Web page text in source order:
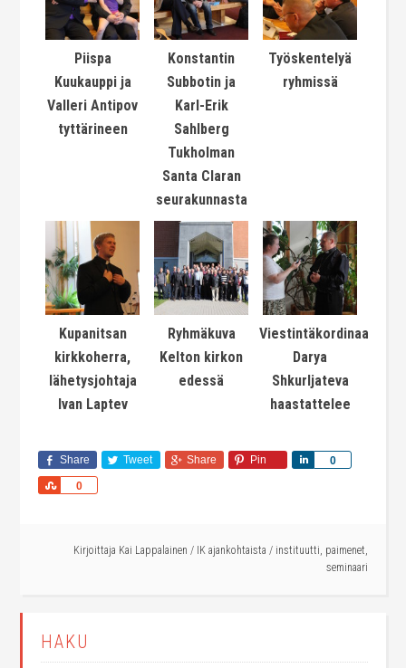
Piispa
Kuukauppi ja
Valleri Antipov
tyttärineen
Konstantin
Subbotin ja
Karl-Erik
Sahlberg
Tukholman
Santa Claran
seurakunnasta
Työskentelyä
ryhmissä
Kupanitsan
kirkkoherra,
lähetysjohtaja
Ivan Laptev
Ryhmäkuva
Kelton kirkon
edessä
Viestintäkordinaattori
Darya
Shkurljateva
haastattelee
Share Tweet Share Pin 0
Share
0
Share
Kirjoittaja Kai Lappalainen / IK ajankohtaista / instituutti paimenet
seminaari
HAKU